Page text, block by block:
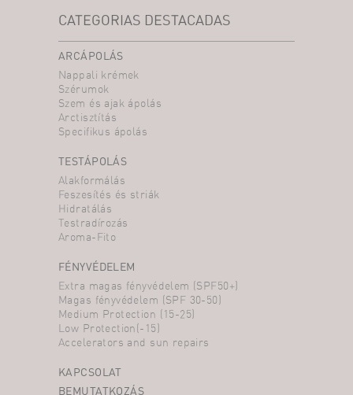
CATEGORIAS DESTACADAS
ARCÁPOLÁS
Nappali krémek
Szérumok
Szem és ajak ápolás
Arctisztítás
Specifikus ápolás
TESTÁPOLÁS
Alakformálás
Feszesítés és striák
Hidratálás
Testradírozás
Aroma-Fito
FÉNYVÉDELEM
Extra magas fényvédelem (SPF50+)
Magas fényvédelem (SPF 30-50)
Medium Protection (15-25)
Low Protection(-15)
Accelerators and sun repairs
KAPCSOLAT
BEMUTATKOZÁS